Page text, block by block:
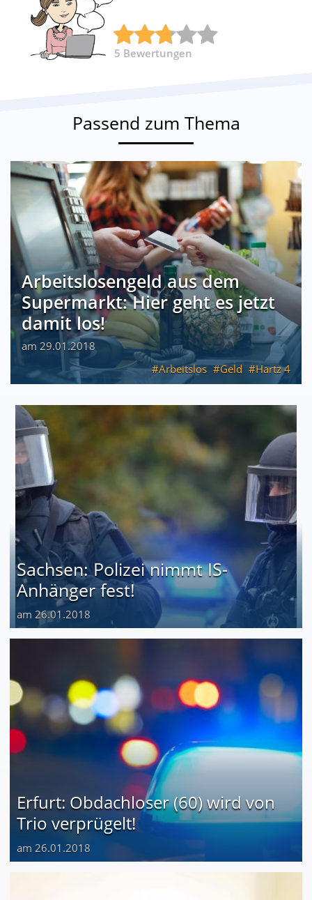
5 Bewertungen
Passend zum Thema
Arbeitslosengeld aus dem
Supermarkt: Hier geht es jetzt
damit los!
am 29.01.2018
Arbeitslos
Geld Hartz 4
Sachsen: Polizei nimmt IS-
Anhänger fest!
am 26.01.2018
Erfurt: Obdachloser (60) wird von
Trio verprügelt!
am 26.01.2018